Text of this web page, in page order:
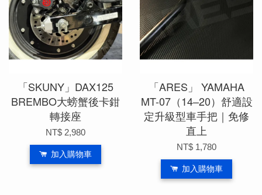
「SKUNY」DAX125
BREMBO大螃蟹後卡鉗
轉接座
NT$ 2,980
加入購物車
「ARES」 YAMAHA
MT-07（14–20）舒適設
定升級型車手把｜免修
直上
NT$ 1,780
加入購物車